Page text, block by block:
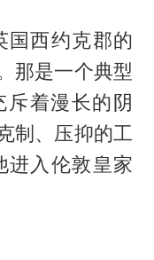
国西约克郡的
那是一个典型
斥着漫长的阴
制、压抑的工
进入伦敦皇家